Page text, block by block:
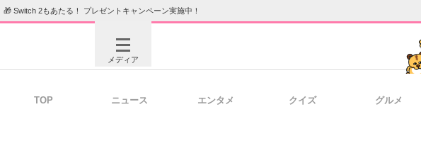
🎁 Switch 2もあたる！ プレゼントキャンペーン実施中！
メディア
TOP ニュース エンタメ クイズ グルメ